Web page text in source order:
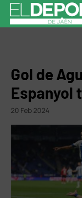
Gol de
Espanyol
20 Feb 2024